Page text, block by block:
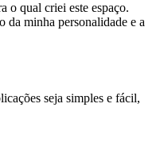
o qual criei este espaço.
da minha personalidade e a
seja simples e fácil,